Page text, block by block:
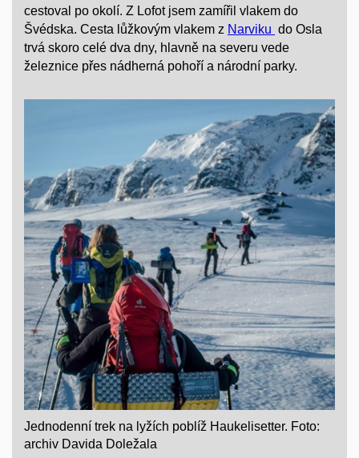
cestoval po okolí. Z Lofot jsem zamířil vlakem do
Švédska. Cesta lůžkovým vlakem z Narviku do Osla
trvá skoro celé dva dny, hlavně na severu vede
železnice přes nádherná pohoří a národní parky.
Jednodenní trek na lyžích poblíž Haukelisetter. Foto:
archiv Davida Doležala